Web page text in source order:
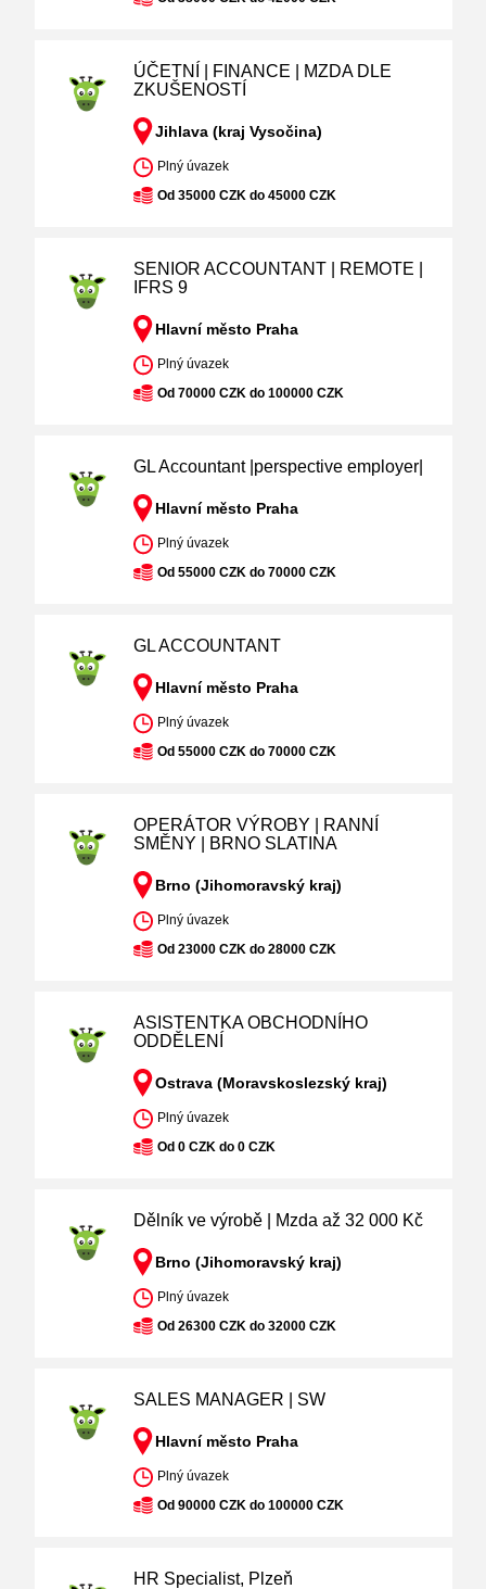
ÚČETNÍ | FINANCE | MZDA DLE
ZKUŠENOSTÍ
Jihlava (kraj Vysočina)
Plný úvazek
Od 35000 CZK do 45000 CZK
SENIOR ACCOUNTANT | REMOTE |
IFRS 9
Hlavní město Praha
Plný úvazek
Od 70000 CZK do 100000 CZK
GL Accountant |perspective employer|
Hlavní město Praha
Plný úvazek
Od 55000 CZK do 70000 CZK
GL ACCOUNTANT
Hlavní město Praha
Plný úvazek
Od 55000 CZK do 70000 CZK
OPERÁTOR VÝROBY | RANNÍ
SMĚNY | BRNO SLATINA
Brno (Jihomoravský kraj)
Plný úvazek
Od 23000 CZK do 28000 CZK
ASISTENTKA OBCHODNÍHO
ODDĚLENÍ
Ostrava (Moravskoslezský kraj)
Plný úvazek
Od 0 CZK do 0 CZK
Dělník ve výrobě | Mzda až 32 000 Kč
Brno (Jihomoravský kraj)
Plný úvazek
Od 26300 CZK do 32000 CZK
SALES MANAGER | SW
Hlavní město Praha
Plný úvazek
Od 90000 CZK do 100000 CZK
HR Specialist, Plzeň